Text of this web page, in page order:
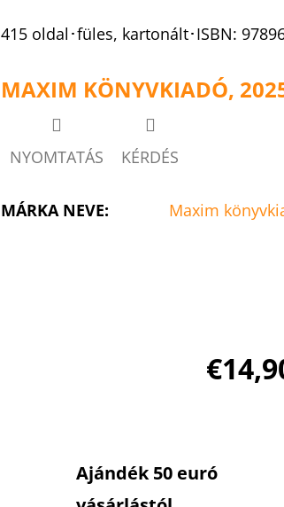
415 oldal･füles, kartonált･ISBN:
MAXIM KÖNYVKIADÓ,
NYOMTATÁS KÉRDÉS
MÁRKA NEVE: Maxim
Ajándék 50 euró